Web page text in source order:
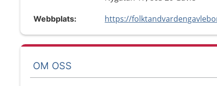
Webbplats:
OM OSS